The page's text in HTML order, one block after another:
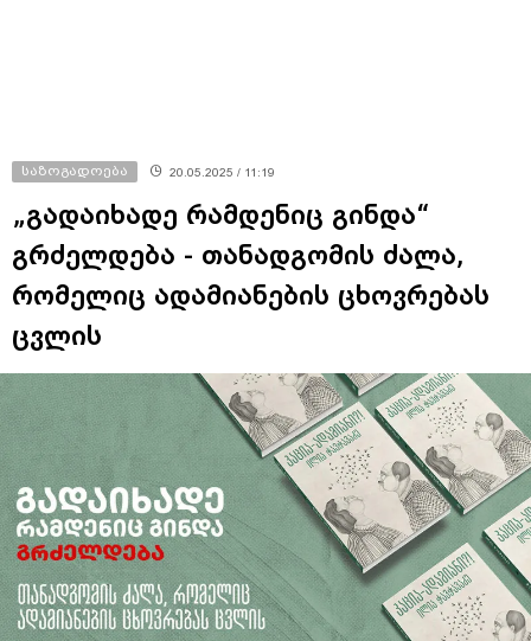
საზოგადოება 20.05.2025 / 11:19
„გადაიხადე რამდენიც გინდა“
გრძელდება - თანადგომის ძალა,
რომელიც ადამიანების ცხოვრებას
ცვლის